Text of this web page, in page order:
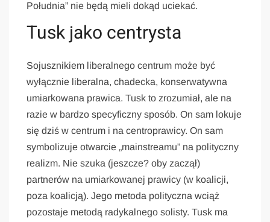
Południa” nie będą mieli dokąd uciekać.
Tusk jako centrysta
Sojusznikiem liberalnego centrum może być
wyłącznie liberalna, chadecka, konserwatywna
umiarkowana prawica. Tusk to zrozumiał, ale na
razie w bardzo specyficzny sposób. On sam lokuje
się dziś w centrum i na centroprawicy. On sam
symbolizuje otwarcie „mainstreamu” na polityczny
realizm. Nie szuka (jeszcze? oby zaczął)
partnerów na umiarkowanej prawicy (w koalicji,
poza koalicją). Jego metoda polityczna wciąż
pozostaje metodą radykalnego solisty. Tusk ma